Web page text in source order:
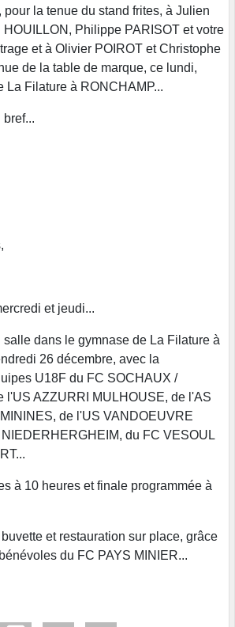
pour la tenue du stand frites, à Julien
Philippe PARISOT et votre
et à Olivier POIROT et Christophe
de la table de marque, ce lundi,
La Filature à RONCHAMP...
bref...
et jeudi...
salle dans le gymnase de La Filature à
26 décembre, avec la
U18F du FC SOCHAUX /
l'US AZZURRI MULHOUSE, de l'AS
de l'US VANDOEUVRE
du FC VESOUL
à 10 heures et finale programmée à
et restauration sur place, grâce
du FC PAYS MINIER...